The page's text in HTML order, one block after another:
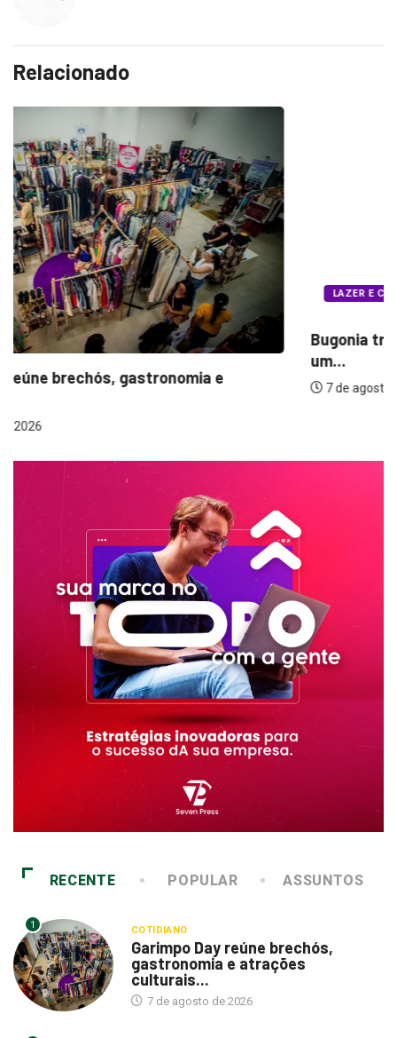
Relacionado
LAZER E CULTURA
Bugonia transforma paranoia e conspiração em
7 de agosto de 2026
RECENTE POPULAR ASSUNTOS
1 COTIDIANO
Garimpo Day reúne brechós,
gastronomia e atrações
culturais...
7 de agosto de 2026